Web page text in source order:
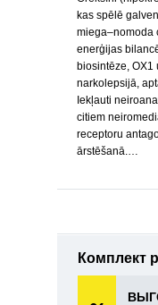
kas spēlē
miega–nomoda
enerģijas
biosintēze, OX1
narkolepsijā,
Iekļauti
citiem
receptoru
ārstēšanā.…
Комплект